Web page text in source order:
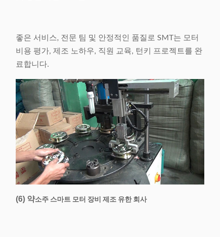
좋은 서비스, 전문 팀 및 안정적인 품질로 SMT는 모터
비용 평가, 제조 노하우, 직원 교육, 턴키 프로젝트를 완
료합니다.
(6) 약소주 스마트 모터 장비 제조 유한 회사